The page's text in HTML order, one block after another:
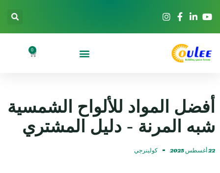
0
أفضل المواد للألواح الشمسية
شبه المرنة - دليل المشتري
22 أغسطس 2025 كولينرجي